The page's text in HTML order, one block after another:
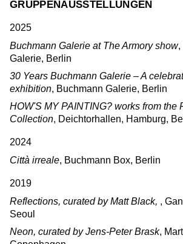
GRUPPENAUSSTELLUNGEN
2025
Buchmann Galerie at The Armory show,
Galerie, Berlin
30 Years Buchmann Galerie – A
exhibition, Buchmann Galerie, Berlin
HOW'S MY PAINTING? works from the
Collection, Deichtorhallen, Hamburg,
2024
Città irreale, Buchmann Box, Berlin
2019
Reflections, curated by Matt Black, ,
Seoul
Neon, curated by Jens-Peter Brask,